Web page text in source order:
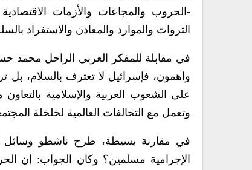
-الحروب والمجاعات والأزمات
الثروات والموارد والمعادن والاستفراد
في مقابلة للمفكر العربي الراحل محمد
واهمون، فإسرائيل لا تعترف بالسلام،
على الشعوب العربية والإسلامية
وتعمل مع التحالفات العالمية لخلخلة
في مقارنة بسيطة، طرح ناشطو وسائل
الإجرامية مسلمين؟ وكان الجواب: إن